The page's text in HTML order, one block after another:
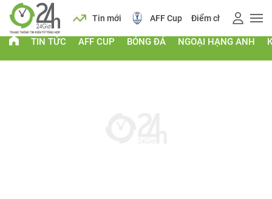
Lịch Tin mới AFF Cup Điểm chuẩn 2026
TIN TỨC AFF CUP BÓNG ĐÁ NGOẠI HẠNG ANH